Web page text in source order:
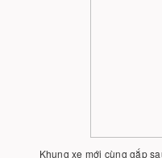
Khung xe mới cùng gắp